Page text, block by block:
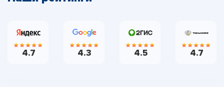
4.7 4.3 4.5 4.7